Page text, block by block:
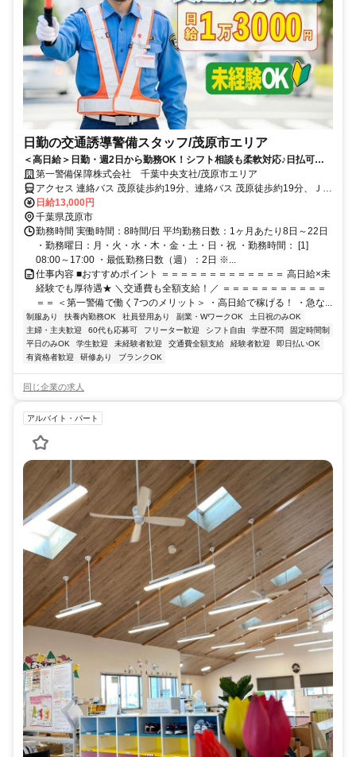
日勤の交通誘導警備スタッフ/茂原市エリア
＜高日給＞日勤・週2日から勤務OK！シフト相談も柔軟対応♪日払可◎
未経験歓迎★
第一警備保障株式会社 千葉中央支社/茂原市エリア
アクセス 連絡バス 茂原徒歩約19分、連絡バス 茂原徒歩約19分、ＪＲ
外房線/ＪＲ総武本線 新茂原徒歩約37分 直行直帰OK＊交通費全額支
給＊
日給13,000円
千葉県茂原市
勤務時間 実働時間：8時間/日 平均勤務日数：1ヶ月あたり8日～22日
・勤務曜日：月・火・水・木・金・土・日・祝 ・勤務時間： [1]
08:00～17:00 ・最低勤務日数（週）：2日 ※...
仕事内容 ■おすすめポイント ＝＝＝＝＝＝＝＝＝＝＝＝＝ 高日給×未
経験でも厚待遇★ ＼交通費も全額支給！／ ＝＝＝＝＝＝＝＝＝＝＝
＝＝ ＜第一警備で働く7つのメリット＞ ・高日給で稼げる！ ・急な...
制服あり 扶養内勤務OK 社員登用あり 副業・WワークOK
土日祝のみOK
主婦・主夫歓迎
60代も応募可 フリーター歓迎 シフト自由 学歴不問
固定時間制
平日のみOK
学生歓迎 未経験者歓迎 交通費全額支給 経験者歓迎
即日払いOK
有資格者歓迎
研修あり ブランクOK
同じ企業の求人
アルバイト・パート